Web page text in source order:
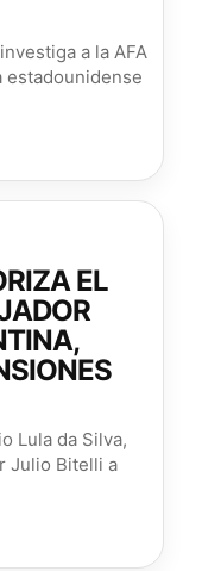
a la AFA
estadounidense
EL
Lula da Silva,
Julio Bitelli a